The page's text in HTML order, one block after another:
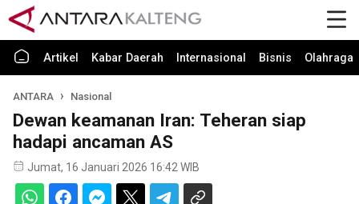
Artikel Kabar Daerah Internasional Bisnis Olahraga
ANTARA Nasional
Dewan keamanan Iran: Teheran siap
hadapi ancaman AS
Jumat, 16 Januari 2026 16:42 WIB